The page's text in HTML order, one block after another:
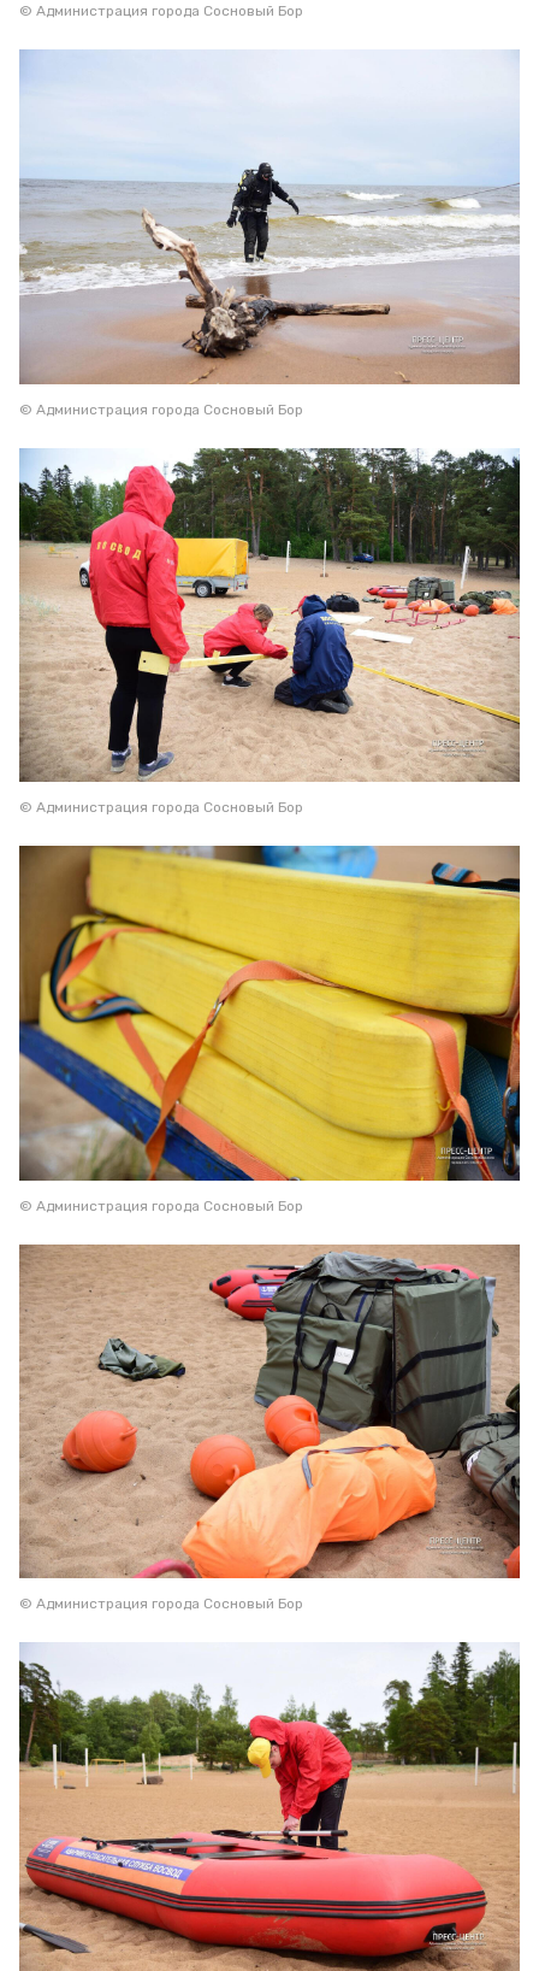
© Администрация города Сосновый Бор
© Администрация города Сосновый Бор
© Администрация города Сосновый Бор
© Администрация города Сосновый Бор
© Администрация города Сосновый Бор